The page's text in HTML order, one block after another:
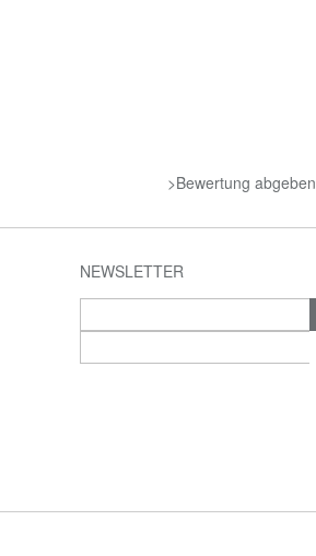
>Bewertung abgeben
NEWSLETTER